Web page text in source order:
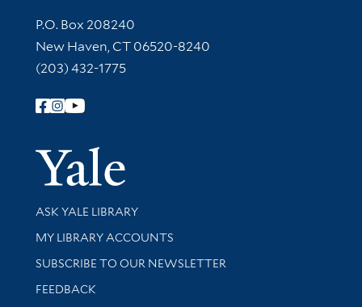
Contact Information
P.O. Box 208240
New Haven, CT 06520-8240
(203) 432-1775
Follow Yale Library
Yale
Library Services
ASK YALE LIBRARY
Get research help and support
MY LIBRARY ACCOUNTS
SUBSCRIBE TO OUR NEWSLETTER
Stay updated with library news and events
FEEDBACK